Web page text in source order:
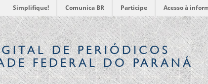
Simplifique! Comunica BR Participe Acesso à
DE PERIÓDICOS
FEDERAL DO PARANÁ